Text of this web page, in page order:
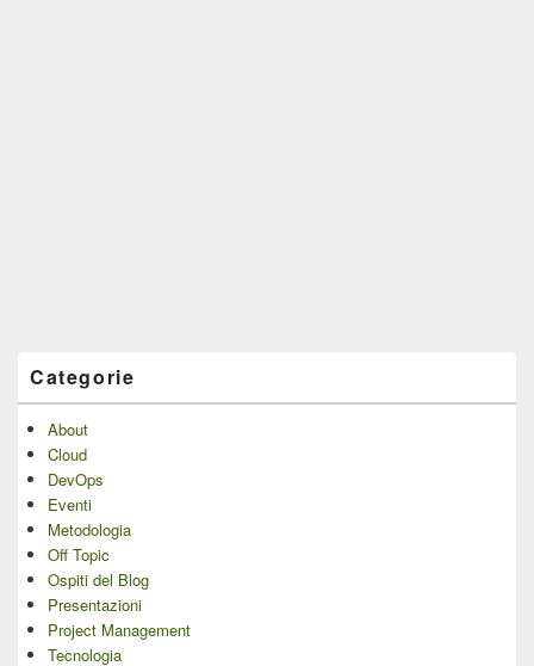
Categorie
About
Cloud
DevOps
Eventi
Metodologia
Off Topic
Ospiti del Blog
Presentazioni
Project Management
Tecnologia